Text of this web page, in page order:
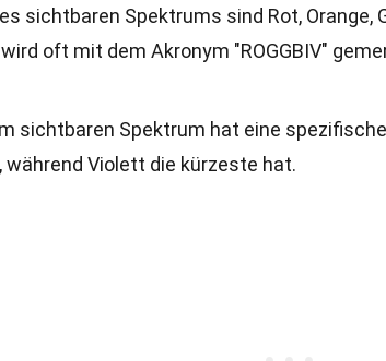
sichtbaren Spektrums sind Rot, Orange,
oft mit dem Akronym "ROGGBIV"
sichtbaren Spektrum hat eine spezifische
während Violett die kürzeste hat.